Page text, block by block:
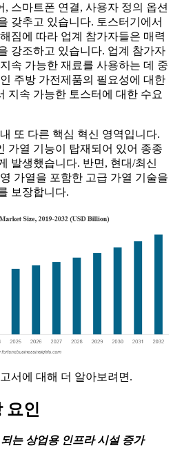
스마트폰 연결, 사용자 정의 옵션
갖추고 있습니다. 토스터기에서
짐에 따라 업계 참가자들은 매력
강조하고 있습니다. 업계 참가자
속 가능한 재료를 사용하는 데 중
주방 가전제품의 필요성에 대한
지속 가능한 토스터에 대한 수요
또 다른 핵심 혁신 영역입니다.
가열 기능이 탑재되어 있어 종종
발생했습니다. 반면, 현대/최신
가열을 포함한 고급 가열 기술을
보장합니다.
서에 대해 더 알아보려면.
요인
는 상업용 인프라 시설 증가